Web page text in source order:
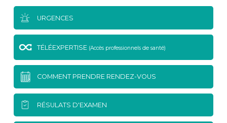
URGENCES
TÉLÉEXPERTISE (Accès professionnels de santé)
COMMENT PRENDRE RENDEZ-VOUS
RÉSULATS D'EXAMEN